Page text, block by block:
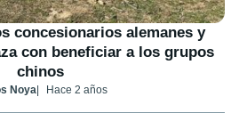
concesionarios alemanes y
con beneficiar a los grupos
chinos
Noya Hace 2 años